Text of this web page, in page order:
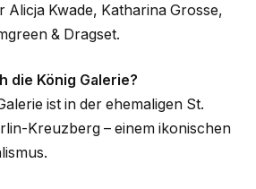
Alicja Kwade, Katharina Grosse,
& Dragset.
die König Galerie?
ist in der ehemaligen St.
Kreuzberg – einem ikonischen